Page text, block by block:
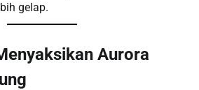
gelap.
Aurora